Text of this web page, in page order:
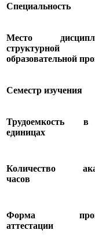
Специальность
Место
образовательной
Семестр изучения
Трудоемкость в
единицах
Количество
часов
Форма
аттестации